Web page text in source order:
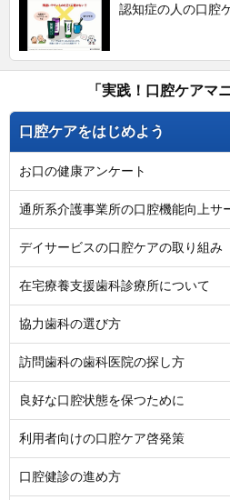
認知症の人の口腔
「実践！口腔ケアマ
口腔ケアをはじめよう
お口の健康アンケート
通所系介護事業所の口腔機能向上サ
デイサービスの口腔ケアの取り組み
在宅療養支援歯科診療所について
協力歯科の選び方
訪問歯科の歯科医院の探し方
良好な口腔状態を保つために
利用者向けの口腔ケア啓発策
口腔健診の進め方